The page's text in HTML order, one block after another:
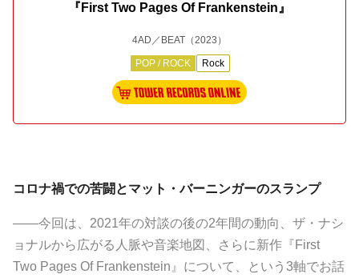
『First Two Pages Of Frankenstein』
4AD／BEAT （2023）
POP / ROCK Rock
コロナ禍での苦闘とマット・バーニンガーのスランプ
――今回は、2021年の対談の後の2年間の動向、ザ・ナシ
ョナルから広がる人脈や音楽地図、さらに新作『First
Two Pages Of Frankenstein』について、という3軸でお話